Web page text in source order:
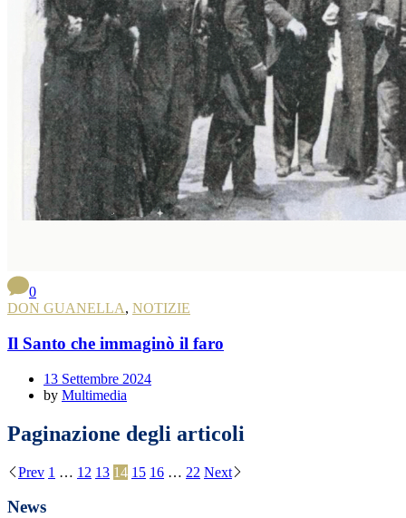
0
DON GUANELLA, NOTIZIE
Il Santo che immaginò il faro
13 Settembre 2024
by Multimedia
Paginazione degli articoli
Prev 1 … 12 13 14 15 16 … 22 Next
News